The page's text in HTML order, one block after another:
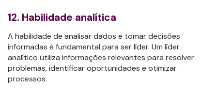
12. Habilidade analítica
A habilidade de analisar dados e tomar decisões
informadas é fundamental para ser líder. Um líder
analítico utiliza informações relevantes para resolver
problemas, identificar oportunidades e otimizar
processos.